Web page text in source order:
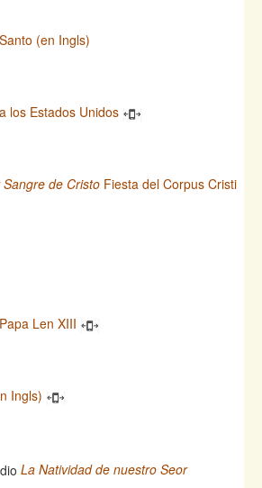
(en Ingls)
los Estados Unidos
de Cristo Fiesta del Corpus Cristi
Len XIII
Ingls)
La Natividad de nuestro Seor